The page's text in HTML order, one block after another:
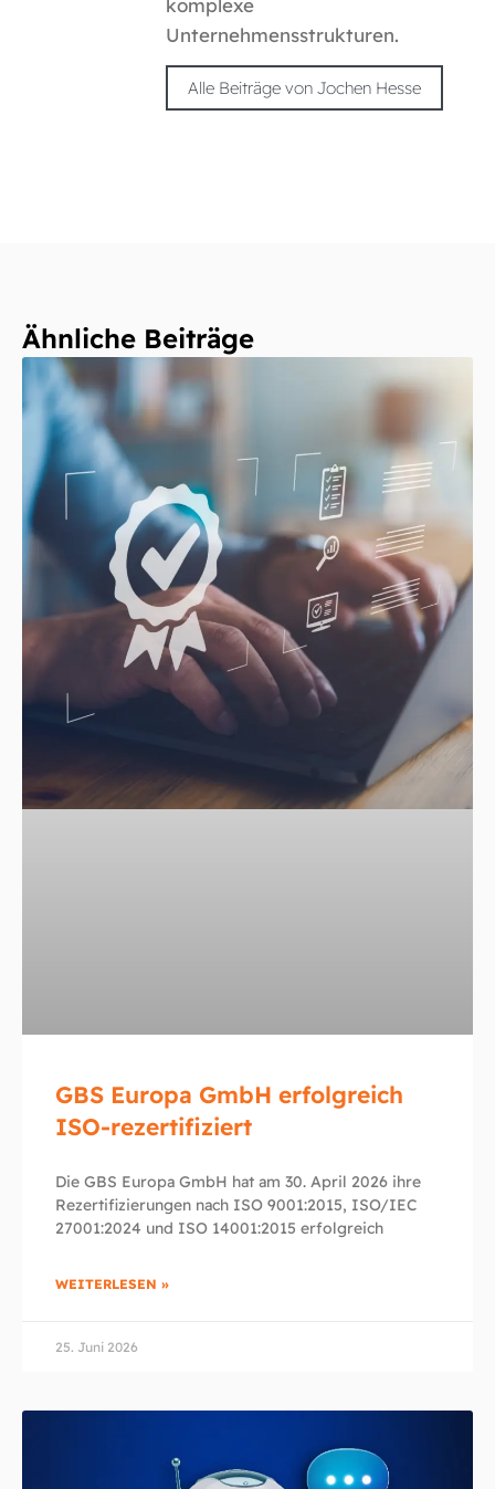
komplexe
Unternehmensstrukturen.
Alle Beiträge von Jochen Hesse
Ähnliche Beiträge
GBS Europa GmbH erfolgreich
ISO-rezertifiziert
Die GBS Europa GmbH hat am 30. April 2026 ihre
Rezertifizierungen nach ISO 9001:2015, ISO/IEC
27001:2024 und ISO 14001:2015 erfolgreich
WEITERLESEN »
25. Juni 2026